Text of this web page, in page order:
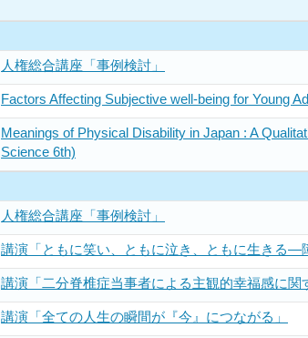
人権総合講座「事例検討」
Factors Affecting Subjective well-being for Young
Meanings of Physical Disability in Japan : A
Science 6th)
人権総合講座「事例検討」
講演「ともに笑い、ともに泣き、ともに生きる―
講演「二分脊椎症当事者による主観的幸福感に関
講演「全ての人生の瞬間が『今』につながる」